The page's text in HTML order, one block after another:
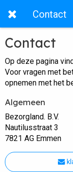
Contact
Contact
Op deze pagina
Voor vragen met
opnemen met het
Algemeen
Bezorgland. B.V.
Nautilusstraat 3
7821 AG Emmen